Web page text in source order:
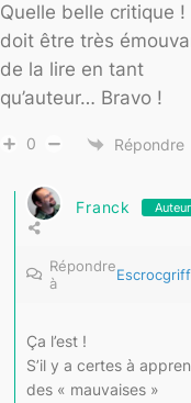
Quelle belle critique !
doit être très
de la lire en tant
qu’auteur… Bravo !
0 Répondre
Franck Auteur
Répondre
à
Ça l’est !
S’il y a certes à
des « mauvaises »